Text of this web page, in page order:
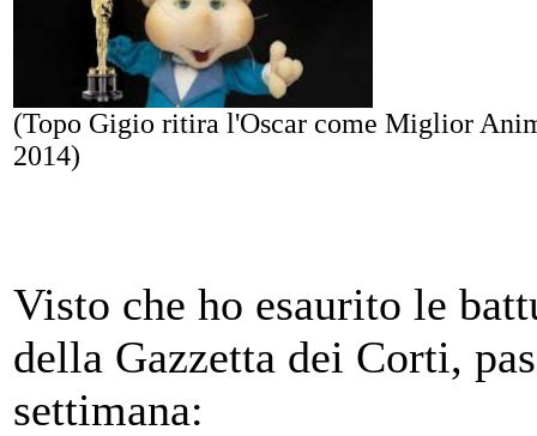
(Topo Gigio ritira l'Oscar come Miglior
2014)
Visto che ho esaurito le
della Gazzetta dei Corti,
settimana: